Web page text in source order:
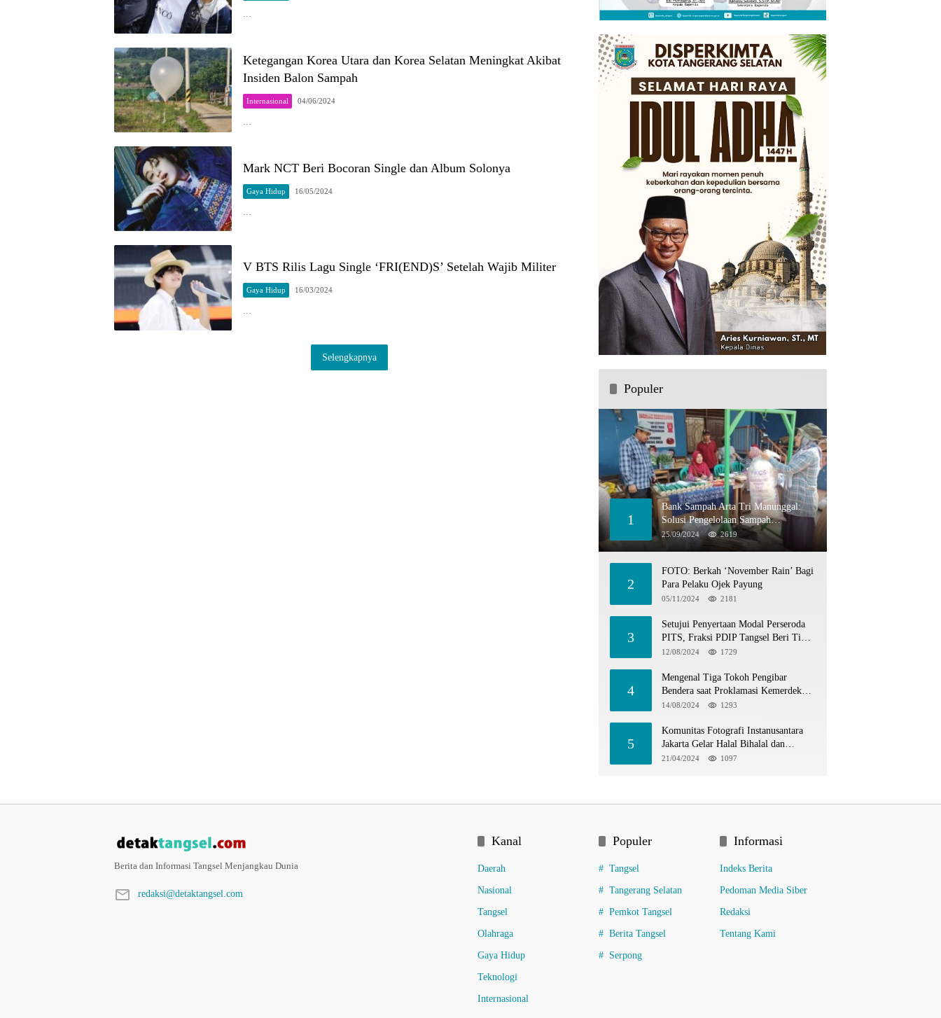
…
Ketegangan Korea Utara dan Korea Selatan Meningkat Akibat
Insiden Balon Sampah
Internasional 04/06/2024
Mark NCT Beri Bocoran Single dan Album Solonya
Gaya Hidup 16/05/2024
V BTS Rilis Lagu Single ‘FRI(END)S’ Setelah Wajib Militer
Gaya Hidup 16/03/2024
…
Selengkapnya
Populer
1
Bank Sampah Arta Tri Manunggal:
Solusi Pengelolaan Sampah
Berkelanjutan di Tangerang Selatan
25/09/2024 2619
2
FOTO: Berkah ‘November Rain’ Bagi
Para Pelaku Ojek Payung
05/11/2024 2181
3
Setujui Penyertaan Modal Perseroda
PITS, Fraksi PDIP Tangsel Beri Tiga
Catatan
12/08/2024 1729
4
Mengenal Tiga Tokoh Pengibar
Bendera saat Proklamasi Kemerdekaan
1945
14/08/2024 1293
5
Komunitas Fotografi Instanusantara
Jakarta Gelar Halal Bihalal dan
Hunting Bersama di TIM
21/04/2024 1097
Berita dan Informasi Tangsel Menjangkau Dunia
redaksi@detaktangsel.com
Kanal
Daerah
Nasional
Tangsel
Olahraga
Gaya Hidup
Teknologi
Internasional
Populer
Tangsel
Tangerang Selatan
Pemkot Tangsel
Berita Tangsel
Serpong
Informasi
Indeks Berita
Pedoman Media Siber
Redaksi
Tentang Kami